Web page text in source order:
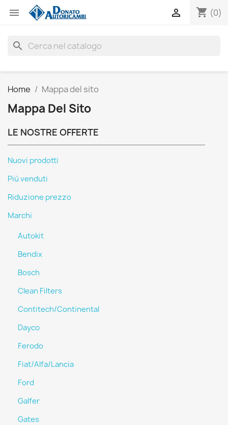
 shopping_cart (0)

search
Home Mappa del sito
Mappa Del Sito
LE NOSTRE OFFERTE
Nuovi prodotti
Più venduti
Riduzione prezzo
Marchi
Autokit
Bendix
Bosch
Clean Filters
Contitech/Continental
Dayco
Ferodo
Fiat/Alfa/Lancia
Ford
Galfer
Gates